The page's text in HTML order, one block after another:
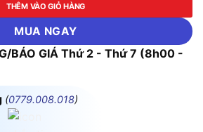
THÊM VÀO GIỎ HÀNG
MUA NGAY
BÁO GIÁ Thứ 2 - Thứ 7 (8h00 -
(0779.008.018)